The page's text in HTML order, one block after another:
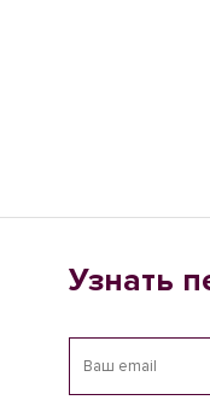
Узнать